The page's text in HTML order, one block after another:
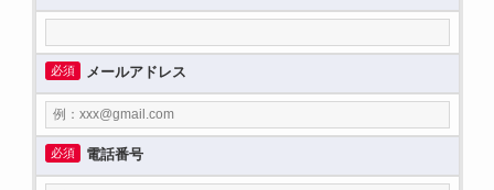
必須 メールアドレス
必須 電話番号